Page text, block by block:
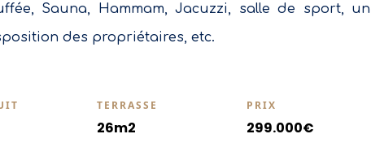
Sauna, Hammam, Jacuzzi, salle de sport, un
des propriétaires, etc.
TERRASSE
26m2
PRIX
299.000€